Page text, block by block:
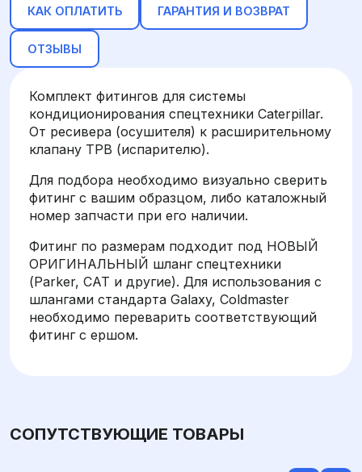
КАК ОПЛАТИТЬ ГАРАНТИЯ И ВОЗВРАТ
ОТЗЫВЫ
Комплект фитингов для системы
кондиционирования спецтехники Caterpillar.
От ресивера (осушителя) к расширительному
клапану ТРВ (испарителю).
Для подбора необходимо визуально сверить
фитинг с вашим образцом, либо каталожный
номер запчасти при его наличии.
Фитинг по размерам подходит под НОВЫЙ
ОРИГИНАЛЬНЫЙ шланг спецтехники
(Parker, CAT и другие). Для использования с
шлангами стандарта Galaxy, Coldmaster
необходимо переварить соответствующий
фитинг с ершом.
СОПУТСТВУЮЩИЕ ТОВАРЫ